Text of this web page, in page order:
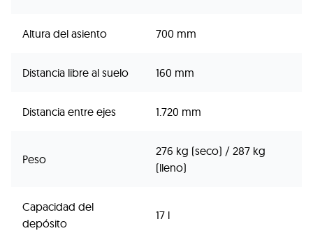
Altura del asiento 700 mm
Distancia libre al suelo 160 mm
Distancia entre ejes 1.720 mm
Peso
276 kg (seco) / 287 kg
(lleno)
Capacidad del
depósito
17 l